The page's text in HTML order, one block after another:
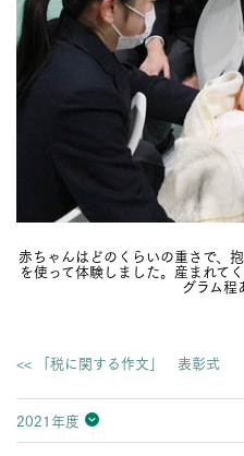
赤ちゃんはどのくらいの重さで、
を使って体験しました。産まれて
グラム程
<< 「税に関する作文」 表彰式
2021年度
2026年度
2025年度
2024年度
2023年度
2022年度
2021年度
2020年度
2019年度
2018年度
2017年度
2016年度
2015年度
2014年度
2013年度